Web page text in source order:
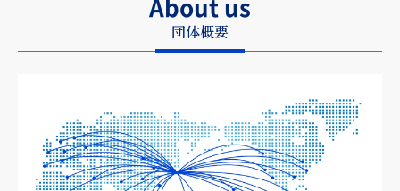
About us
団体概要